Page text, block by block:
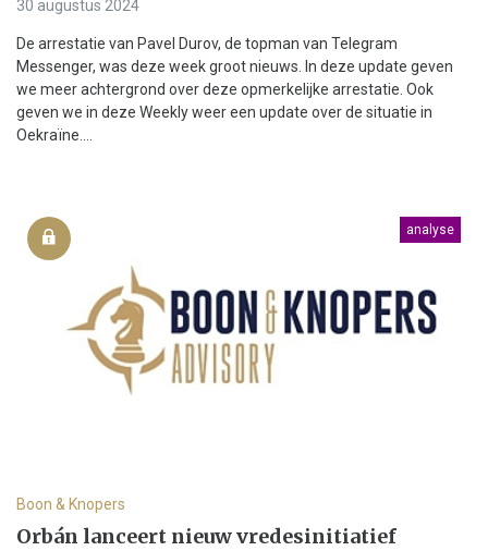
30 augustus 2024
De arrestatie van Pavel Durov, de topman van Telegram
Messenger, was deze week groot nieuws. In deze update geven
we meer achtergrond over deze opmerkelijke arrestatie. Ook
geven we in deze Weekly weer een update over de situatie in
Oekraïne....
analyse
Boon & Knopers
Orbán lanceert nieuw vredesinitiatief